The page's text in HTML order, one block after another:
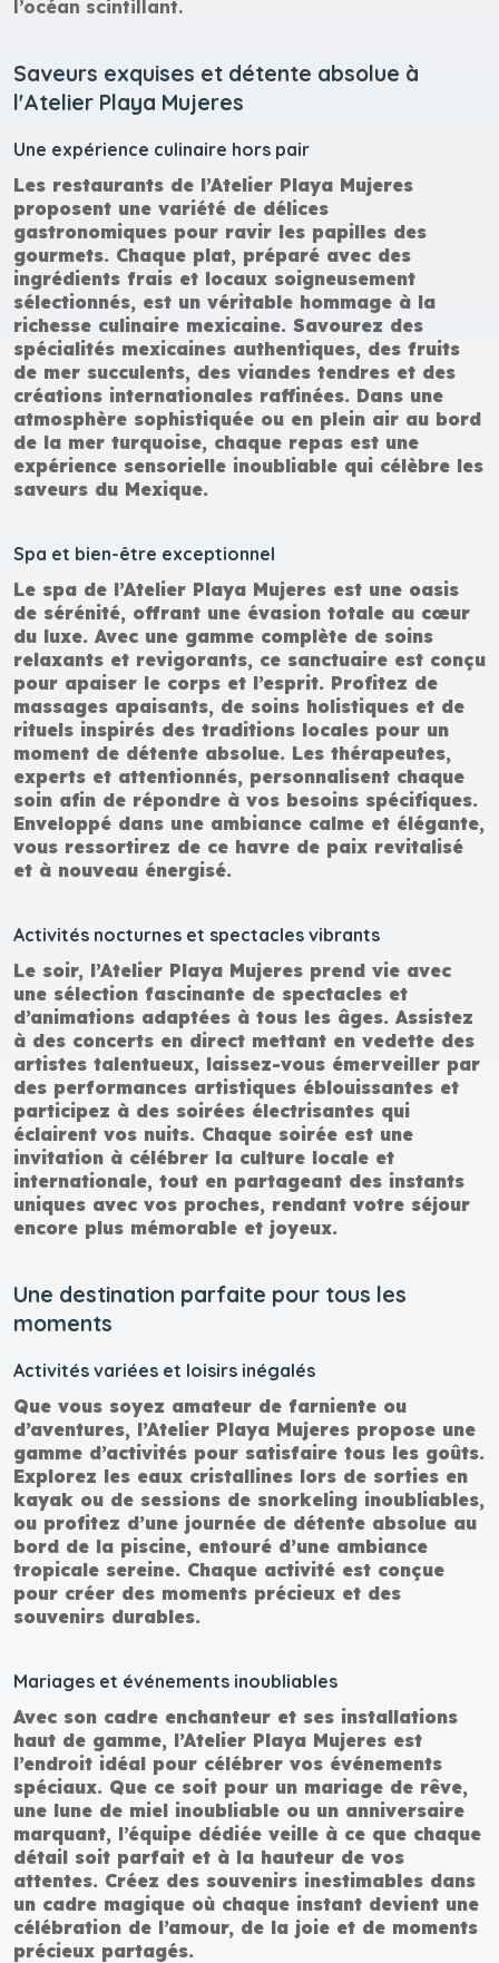
l’océan scintillant.
Saveurs exquises et détente absolue à
l'Atelier Playa Mujeres
Une expérience culinaire hors pair
Les restaurants de l’Atelier Playa Mujeres
proposent une variété de délices
gastronomiques pour ravir les papilles des
gourmets. Chaque plat, préparé avec des
ingrédients frais et locaux soigneusement
sélectionnés, est un véritable hommage à la
richesse culinaire mexicaine. Savourez des
spécialités mexicaines authentiques, des fruits
de mer succulents, des viandes tendres et des
créations internationales raffinées. Dans une
atmosphère sophistiquée ou en plein air au bord
de la mer turquoise, chaque repas est une
expérience sensorielle inoubliable qui célèbre les
saveurs du Mexique.
Spa et bien-être exceptionnel
Le spa de l’Atelier Playa Mujeres est une oasis
de sérénité, offrant une évasion totale au cœur
du luxe. Avec une gamme complète de soins
relaxants et revigorants, ce sanctuaire est conçu
pour apaiser le corps et l’esprit. Profitez de
massages apaisants, de soins holistiques et de
rituels inspirés des traditions locales pour un
moment de détente absolue. Les thérapeutes,
experts et attentionnés, personnalisent chaque
soin afin de répondre à vos besoins spécifiques.
Enveloppé dans une ambiance calme et élégante,
vous ressortirez de ce havre de paix revitalisé
et à nouveau énergisé.
Activités nocturnes et spectacles vibrants
Le soir, l’Atelier Playa Mujeres prend vie avec
une sélection fascinante de spectacles et
d’animations adaptées à tous les âges. Assistez
à des concerts en direct mettant en vedette des
artistes talentueux, laissez-vous émerveiller par
des performances artistiques éblouissantes et
participez à des soirées électrisantes qui
éclairent vos nuits. Chaque soirée est une
invitation à célébrer la culture locale et
internationale, tout en partageant des instants
uniques avec vos proches, rendant votre séjour
encore plus mémorable et joyeux.
Une destination parfaite pour tous les
moments
Activités variées et loisirs inégalés
Que vous soyez amateur de farniente ou
d’aventures, l’Atelier Playa Mujeres propose une
gamme d’activités pour satisfaire tous les goûts.
Explorez les eaux cristallines lors de sorties en
kayak ou de sessions de snorkeling inoubliables,
ou profitez d’une journée de détente absolue au
bord de la piscine, entouré d’une ambiance
tropicale sereine. Chaque activité est conçue
pour créer des moments précieux et des
souvenirs durables.
Mariages et événements inoubliables
Avec son cadre enchanteur et ses installations
haut de gamme, l’Atelier Playa Mujeres est
l’endroit idéal pour célébrer vos événements
spéciaux. Que ce soit pour un mariage de rêve,
une lune de miel inoubliable ou un anniversaire
marquant, l’équipe dédiée veille à ce que chaque
détail soit parfait et à la hauteur de vos
attentes. Créez des souvenirs inestimables dans
un cadre magique où chaque instant devient une
célébration de l’amour, de la joie et de moments
précieux partagés.